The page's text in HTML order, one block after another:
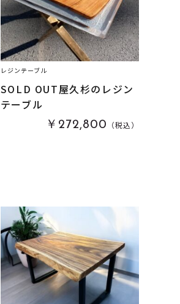
レジンテーブル
SOLD OUT屋久杉のレジン
テーブル
￥272,800 （税込）